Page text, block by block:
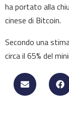
ha portato alla
cinese di Bitcoin.
Secondo una
circa il 65% del